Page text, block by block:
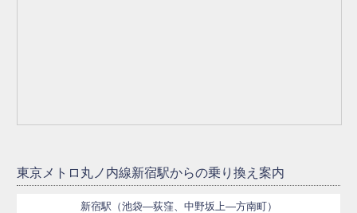
東京メトロ丸ノ内線新宿駅からの乗り換え案内
新宿駅（池袋―荻窪、中野坂上―方南町）